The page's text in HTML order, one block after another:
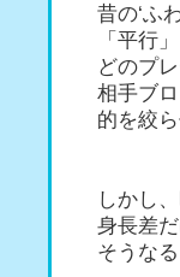
昔の‘ふ
「平行
どのプ
相手ブ
的を絞
しかし
身長差
そうな